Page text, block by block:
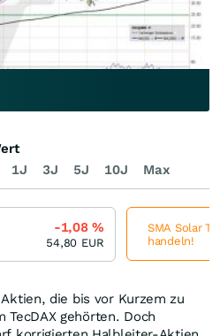
die bis vor Kurzem zu
gehörten. Doch
1J 3J 5J 10J Max
-1,08%
54,80 EUR
SMA Solar
handeln!